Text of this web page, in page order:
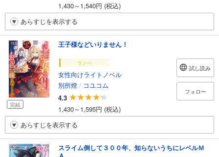
1,430～1,540円 (税込)
あらすじを表示する
完結
王子様などいりません！
ラノベ
女性向けライトノベル
別所燈 / コユコム
4.3
1,430～1,595円 (税込)
試し読み
フォロー
あらすじを表示する
スライム倒して３００年、知らないうちにレベルＭ